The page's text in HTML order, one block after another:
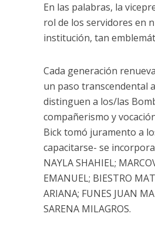
En las palabras, la
rol de los servidores en
institución, tan
Cada generación
un paso transcendental
distinguen a los/las
compañerismo y
Bick tomó juramento a
capacitarse- se
NAYLA SHAHIEL;
EMANUEL; BIESTRO
ARIANA; FUNES JUAN
SARENA MILAGROS.